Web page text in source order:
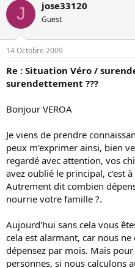
J jose33120
Guest
14 Octobre 2009
Re : Situation Véro /
surendettement ???
Bonjour VEROA
Je viens de prendre
peux m'exprimer ainsi, bien
regardé avec attention, vos
avez oublié le principal, c'est
Autrement dit combien
nourrie votre famille ?.
Aujourd'hui sans cela vous
cela est alarmant, car nous
dépensez par mois. Mais
personnes, si nous calculons